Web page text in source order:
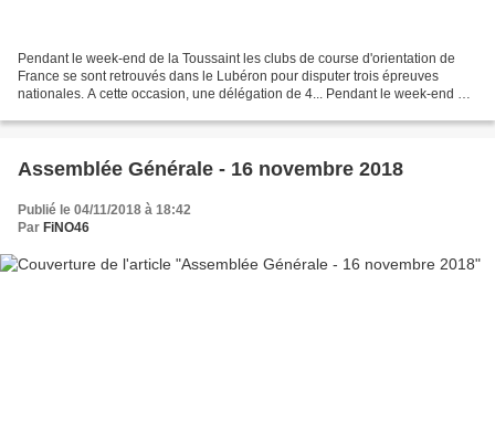
Pendant le week-end de la Toussaint les clubs de course d'orientation de
France se sont retrouvés dans le Lubéron pour disputer trois épreuves
nationales. A cette occasion, une délégation de 4... Pendant le week-end de
Assemblée Générale - 16 novembre 2018
Publié le 04/11/2018 à 18:42
Par FiNO46